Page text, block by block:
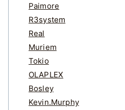
Paimore
R3system
Real
Muriem
Tokio
OLAPLEX
Bosley
Kevin.Murphy